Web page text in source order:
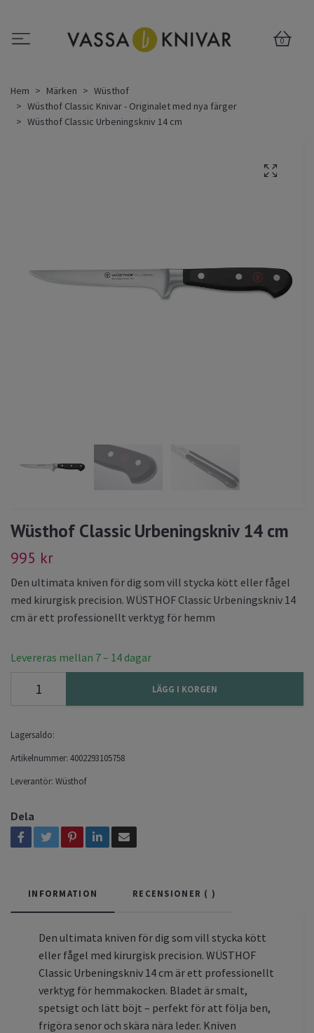
0
Hem Märken
Wüsthof
Wüsthof Classic Knivar - Originalet med nya färger
Wüsthof Classic Urbeningskniv 14 cm
Wüsthof Classic Urbeningskniv 14 cm
995 kr
Den ultimata kniven för dig som vill stycka kött eller fågel
med kirurgisk precision. WÜSTHOF Classic Urbeningskniv 14
cm är ett professionellt verktyg för hemm
Levereras mellan 7 – 14 dagar
LÄGG I KORGEN
Lagersaldo:
Artikelnummer: 4002293105758
Leverantör: Wüsthof
Dela
INFORMATION RECENSIONER ( )
Den ultimata kniven för dig som vill stycka kött
eller fågel med kirurgisk precision. WÜSTHOF
Classic Urbeningskniv 14 cm är ett professionellt
verktyg för hemmakocken. Bladet är smalt,
spetsigt och lätt böjt – perfekt för att följa ben,
frigöra senor och skära nära leder. Kniven